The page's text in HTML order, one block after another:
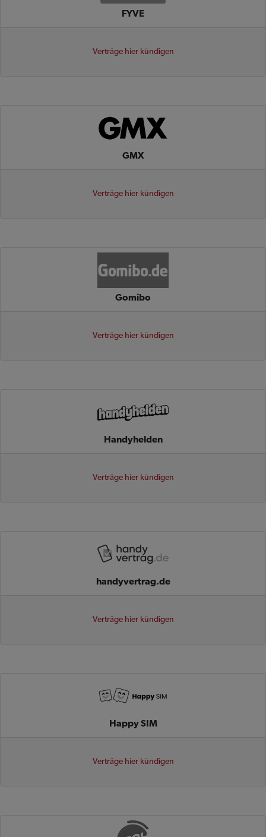
FYVE
Verträge hier kündigen
GMX
Verträge hier kündigen
Gomibo
Verträge hier kündigen
Handyhelden
Verträge hier kündigen
handyvertrag.de
Verträge hier kündigen
Happy SIM
Verträge hier kündigen